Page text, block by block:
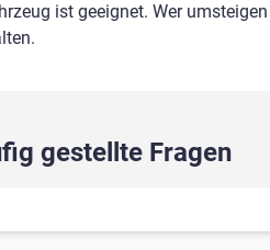
ist geeignet. Wer
gestellte Fragen